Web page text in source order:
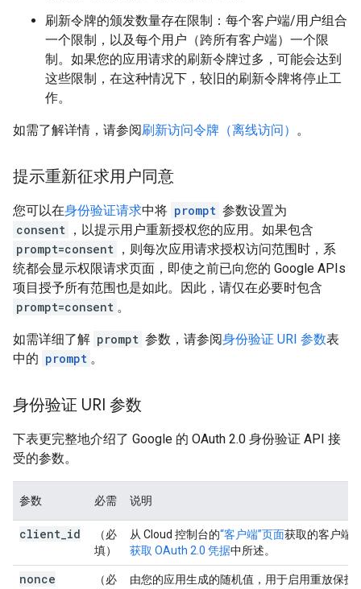
刷新令牌的颁发数量存在限制：每个客户端/用户组合
一个限制，以及每个用户（跨所有客户端）一个限
制。如果您的应用请求的刷新令牌过多，可能会达到
这些限制，在这种情况下，较旧的刷新令牌将停止工
作。
如需了解详情，请参阅刷新访问令牌（离线访问） 。
提示重新征求用户同意
您可以在身份验证请求中将 prompt 参数设置为
consent ，以提示用户重新授权您的应用。如果包含
prompt=consent ，则每次应用请求授权访问范围时，系
统都会显示权限请求页面，即使之前已向您的 Google APIs
项目授予所有范围也是如此。因此，请仅在必要时包含
prompt=consent 。
如需详细了解 prompt 参数，请参阅身份验证 URI 参数表
中的 prompt 。
身份验证 URI 参数
下表更完整地介绍了 Google 的 OAuth 2.0 身份验证 API 接
受的参数。
参数 必需 说明
client id
（必
填）
从 Cloud 控制台的“客户端”页面获取的客户端
获取 OAuth 2.0 凭据中所述。
nonce
（必
由您的应用生成的随机值，用于启用重放保护